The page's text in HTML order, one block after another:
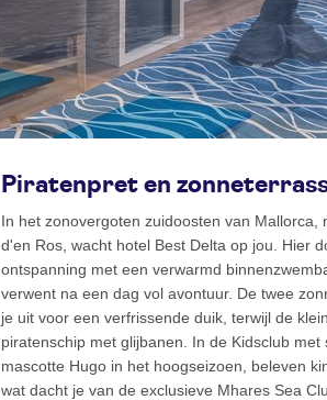
Piratenpret en
In het zonovergoten zuidoosten van Mallorca,
d'en Ros, wacht hotel Best Delta op jou. Hier
ontspanning met een verwarmd
verwent na een dag vol avontuur. De twee
je uit voor een verfrissende duik, terwijl de
piratenschip met glijbanen. In de Kidsclub
mascotte Hugo in het hoogseizoen, beleven
wat dacht je van de exclusieve Mhares Sea